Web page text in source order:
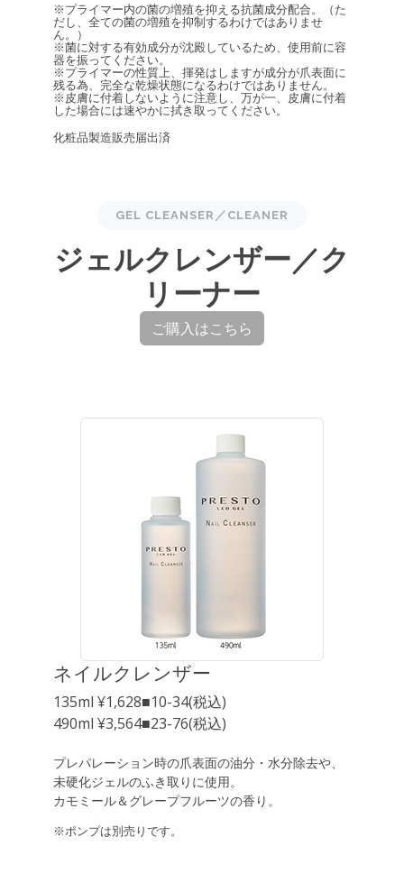
※プライマー内の菌の増殖を抑える抗菌成分配合。（た
だし、全ての菌の増殖を抑制するわけではありませ
ん。）
※菌に対する有効成分が沈殿しているため、使用前に容
器を振ってください。
※プライマーの性質上、揮発はしますが成分が爪表面に
残る為、完全な乾燥状態になるわけではありません。
※皮膚に付着しないように注意し、万が一、皮膚に付着
した場合には速やかに拭き取ってください。
化粧品製造販売届出済
GEL CLEANSER／CLEANER
ジェルクレンザー／ク
リーナー
ご購入はこちら
ネイルクレンザー
135ml ¥1,628■10-34(税込)
490ml ¥3,564■23-76(税込)
プレパレーション時の爪表面の油分・水分除去や、
未硬化ジェルのふき取りに使用。
カモミール＆グレープフルーツの香り。
※ポンプは別売りです。